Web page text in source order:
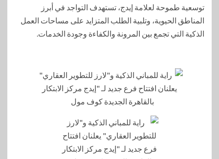
توسعية طموحة لعلامة إيدج، تستهدف التواجد في أبرز
المناطق الحيوية، وتلبية الطلب المتزايد على مساحات العمل
الذكية التي تجمع بين المرونة والكفاءة وجودة الخدمات.